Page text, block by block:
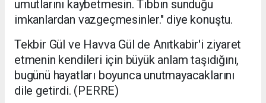
umutlarını kaybetmesin. Tıbbın sunduğu
imkanlardan vazgeçmesinler." diye konuştu.
Tekbir Gül ve Havva Gül de Anıtkabir'i ziyaret
etmenin kendileri için büyük anlam taşıdığını,
bugünü hayatları boyunca unutmayacaklarını
dile getirdi. (PERRE)